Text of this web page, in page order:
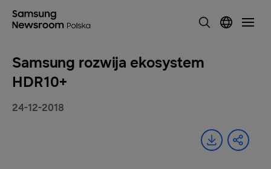
Samsung rozwija ekosystem
HDR10+
24-12-2018